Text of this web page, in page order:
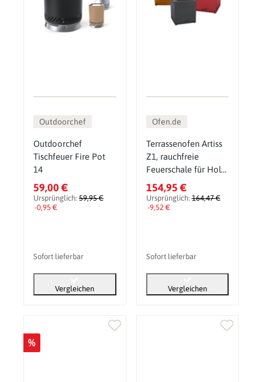
Outdoorchef
Outdoorchef
Tischfeuer Fire Pot
14
59,00 €
Ursprünglich: 59,95 €
-0,95 €
Sofort lieferbar
Vergleichen
Ofen.de
Terrassenofen Artiss
Z1, rauchfreie
Feuerschale für Holz
& Pellets
154,95 €
Ursprünglich:164,47 €
-9,52 €
Sofort lieferbar
Vergleichen
%